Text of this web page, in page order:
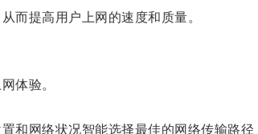
提高用户上网的速度和质量。
体验。
网络状况智能选择最佳的网络传输路径